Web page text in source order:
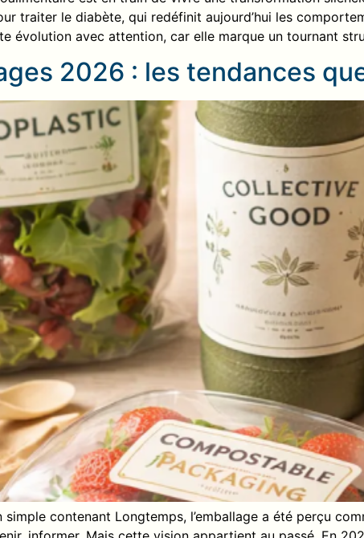
est en train de vivre une transformation
traiter le diabète, qui redéfinit aujourd’hui les
évolution avec attention, car elle marque un tournant
2026 : les tendances
simple contenant Longtemps, l’emballage a été perçu